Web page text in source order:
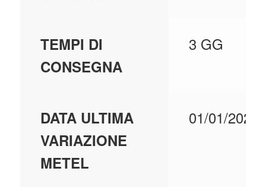
TEMPI DI
CONSEGNA
3 GG
DATA ULTIMA
VARIAZIONE
METEL
01/01/2021